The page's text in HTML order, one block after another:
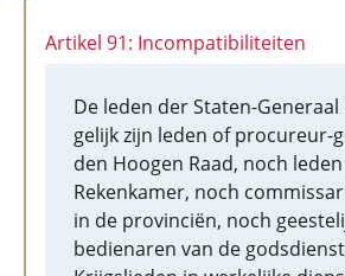
Artikel 91: Incompatibiliteiten
De leden der Staten-
gelijk zijn leden of procureur-
den Hoogen Raad, noch
Rekenkamer, noch
in de provinciën, noch
bedienaren van de